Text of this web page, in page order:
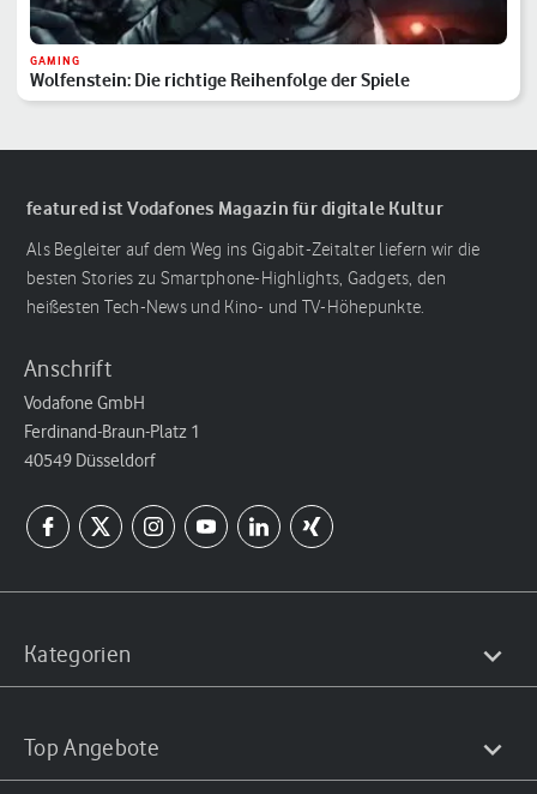
GAMING
Wolfenstein: Die richtige Reihenfolge der Spiele
featured ist Vodafones Magazin für digitale Kultur
Als Begleiter auf dem Weg ins Gigabit-Zeitalter liefern wir die
besten Stories zu Smartphone-Highlights, Gadgets, den
heißesten Tech-News und Kino- und TV-Höhepunkte.
Anschrift
Vodafone GmbH
Ferdinand-Braun-Platz 1
40549 Düsseldorf
Kategorien
Top Angebote